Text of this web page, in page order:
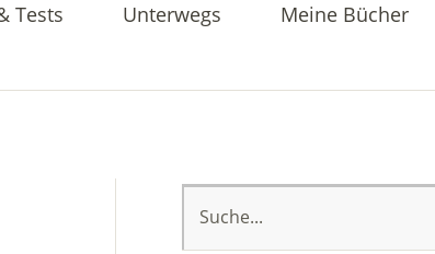
Tests Unterwegs Meine Bücher